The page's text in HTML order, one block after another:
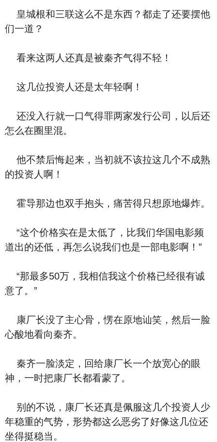
皇城根和三联这么不是东西？都走了还要摆他
们一道？
看来这两人还真是被秦齐气得不轻！
这几位投资人还是太年轻啊！
还没入行就一口气得罪两家发行公司，以后还
怎么在圈里混。
他不禁后悔起来，当初就不该拉这几个不成熟
的投资人啊！
霍导那边也双手抱头，痛苦得只想原地爆炸。
“这个价格实在是太低了，比我们华国电影频
道出的还低，再怎么说我们也是一部电影啊！”
“那最多50万，我相信我这个价格已经很有诚
意了。”
康厂长没了主心骨，愣在原地讪笑，然后一脸
心酸地看向秦齐。
秦齐一脸淡定，回给康厂长一个放宽心的眼
神，一时把康厂长都看蒙了。
别的不说，康厂长还真是佩服这几个投资人少
年稳重的气势，形势都这么恶劣了好像这几位还
坐得挺稳当。